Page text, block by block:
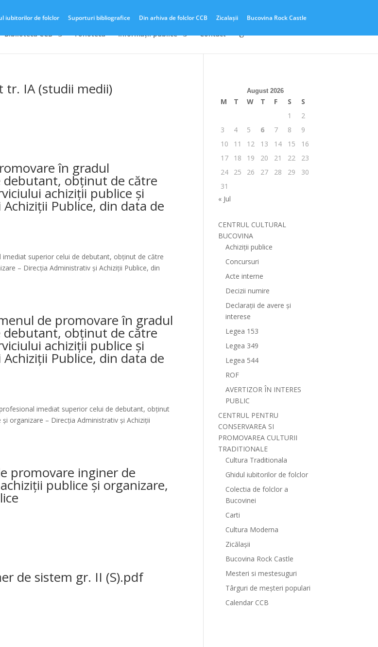
iubitorilor de folclor Suporturi bibliografice Din arhiva de folclor CCB Zicalașii
Bucovina Rock Castle
Biblioteca CCB Fonotecă Informații publice Contact
tr. IA (studii medii)
în gradul
obținut de către
achiziții publice și
Publice, din data de
superior celui de debutant, obținut de către
– Direcția Administrativ și Achiziții Publice, din
de promovare în gradul
obținut de către
achiziții publice și
Publice, din data de
imediat superior celui de debutant, obținut
organizare – Direcția Administrativ și Achiziții
promovare inginer de
publice și organizare,
de sistem gr. II (S).pdf
August 2026
M T W T F S
S
1
2
3
4 5 6 7 8
9
10
11 12 13 14 15
16
17
18 19 20 21 22
23
24
25 26 27 28 29
30
31
« Jul
CENTRUL CULTURAL
BUCOVINA
Achiziții publice
Concursuri
Acte interne
Decizii numire
Declarații de avere și
interese
Legea 153
Legea 349
Legea 544
ROF
AVERTIZOR ÎN INTERES
PUBLIC
CENTRUL PENTRU
CONSERVAREA SI
PROMOVAREA CULTURII
TRADITIONALE
Cultura Traditionala
Ghidul iubitorilor de folclor
Colectia de folclor a
Bucovinei
Carti
Cultura Moderna
Zicălașii
Bucovina Rock Castle
Mesteri si mestesuguri
Târguri de meșteri populari
Calendar CCB